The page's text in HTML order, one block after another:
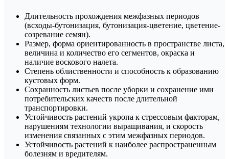
Длительность прохождения межфазных периодов
(всходы-бутонизация, бутонизация-цветение, цветение-
созревание семян).
Размер, форма ориентированность в пространстве листа,
величина и количество его сегментов, окраска и
наличие воскового налета.
Степень облиственности и способность к образованию
кустовых форм.
Сохранность листьев после уборки и сохранение ими
потребительских качеств после длительной
транспортировки.
Устойчивость растений укропа к стрессовым факторам,
нарушениям технологии выращивания, и скорость
изменения связанных с этим межфазных периодов.
Устойчивость растений к наиболее распространенным
болезням и вредителям.